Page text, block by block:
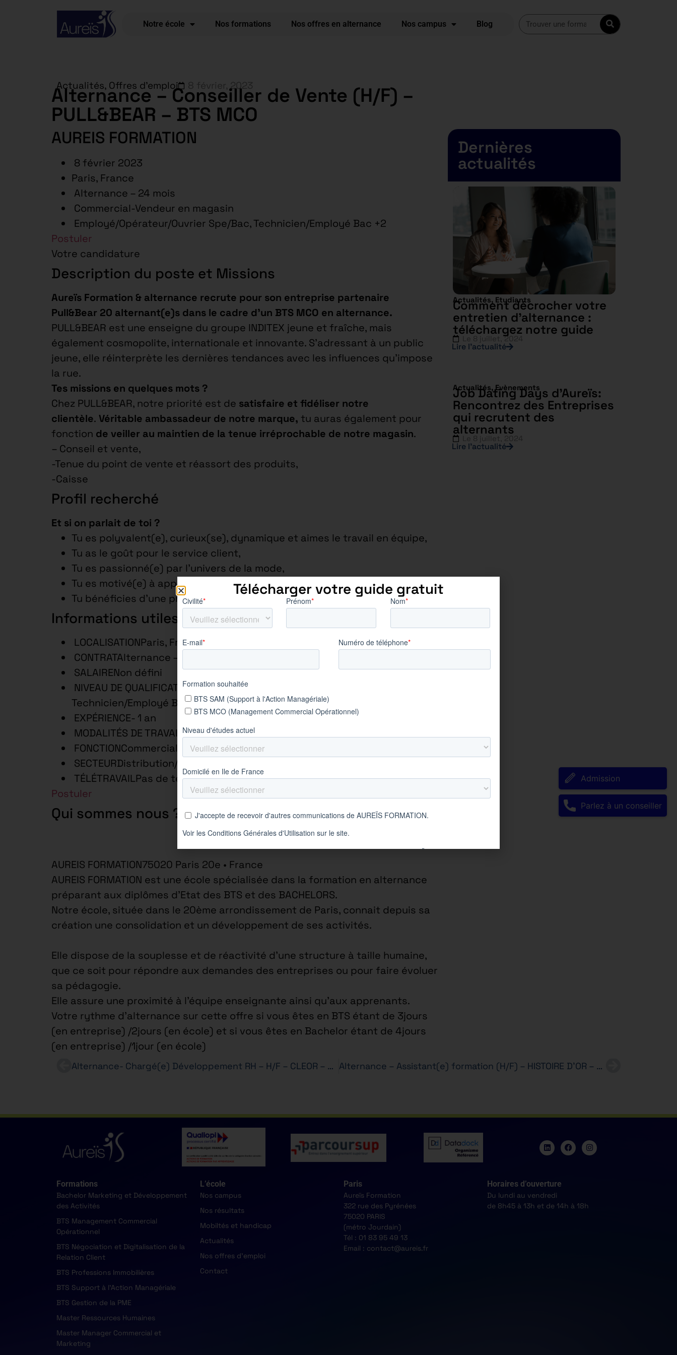
Notre école Nos formations Nos offres en alternance Nos campus Blog
Actualités, Offres d'emploi 8 février, 2023
Alternance – Conseiller de Vente (H/F) –
PULL&BEAR – BTS MCO
AUREIS FORMATION
8 février 2023
Paris, France
Alternance – 24 mois
Commercial-Vendeur en magasin
Employé/Opérateur/Ouvrier Spe/Bac, Technicien/Employé Bac +2
Postuler
Votre candidature
Description du poste et Missions
Aureïs Formation & alternance recrute pour son entreprise partenaire
Pull&Bear 20 alternant(e)s dans le cadre d’un BTS MCO en alternance.
PULL&BEAR est une enseigne du groupe INDITEX jeune et fraîche, mais
également cosmopolite, internationale et innovante. S’adressant à un public
jeune, elle réinterprète les dernières tendances avec les influences qu’impose
la rue.
Tes missions en quelques mots ?
Chez PULL&BEAR, notre priorité est de satisfaire et fidéliser notre
clientèle. Véritable ambassadeur de notre marque, tu auras également pour
fonction de veiller au maintien de la tenue irréprochable de notre magasin.
– Conseil et vente,
-Tenue du point de vente et réassort des produits,
-Caisse
Profil recherché
Et si on parlait de toi ?
Tu es polyvalent(e), curieux(se), dynamique et aimes le travail en équipe,
Tu as le goût pour le service client,
Tu es passionné(e) par l’univers de la mode,
Tu es motivé(e) à apprendre et aimes le challenge dans votre quotidien,
Tu bénéficies d’une première expérience dans la vente
Informations utiles
LOCALISATIONParis, France – pas de déplacement
CONTRATAlternance – 24 mois
SALAIRENon défini
NIVEAU DE QUALIFICATIONEmployé/Opérateur/Ouvrier Spe/Bac,
Technicien/Employé Bac +2
EXPÉRIENCE- 1 an
MODALITÉS DE TRAVAILTemps complet
FONCTIONCommercial-Vendeur en magasin
SECTEURDistribution/Commerce de gros
TÉLÉTRAVAILPas de télétravail
Postuler
Qui sommes nous ?
AUREIS FORMATION75020 Paris 20e • France
AUREIS FORMATION est une école spécialisée dans la formation en alternance
préparant aux diplômes d’Etat des BTS et des BACHELORS.
Notre école, située dans le 20ème arrondissement de Paris, connait depuis sa
création une consolidation et un développement de ses activités.
Elle dispose de la souplesse et de réactivité d’une structure à taille humaine,
que ce soit pour répondre aux demandes des entreprises ou pour faire évoluer
sa pédagogie.
Elle assure une proximité à l’équipe enseignante ainsi qu’aux apprenants.
Votre rythme d’alternance sur cette offre si vous êtes en BTS étant de 3jours
(en entreprise) /2jours (en école) et si vous êtes en Bachelor étant de 4jours
(en entreprise) /1jour (en école)
Dernières
actualités
Actualités, Etudiants
Comment décrocher votre
entretien d’alternance :
téléchargez notre guide
8 juillet, 2024
Lire l’actualité
Actualités,Evènements
Job Dating Days d’Aureïs:
Rencontrez des Entreprises
qui recrutent des
alternants
Lire l’actualité
Alternance- Chargé(e) Développement RH – H/F – CLEOR – Bachelor RH Alternance – Assistant(e) formation (H/F) – HISTOIRE D’OR – Bachelor RH
Formations
Bachelor Marketing et Développement
des Activités
BTS Management Commercial
Opérationnel
BTS Négociation et Digitalisation de la
Relation Client
BTS Professions Immobilières
BTS Support à l'Action Managériale
BTS Gestion de la PME
Master Ressources Humaines
Master Manager Commercial et
Marketing
L’école
Nos campus
Nos résultats
Mobiltés et handicap
Actualités
Nos offres d'emploi
Contact
Paris
Aureïs Formation
322 rue des Pyrénées
75020 PARIS
(métro Jourdain)
Tél : 01 83 95 49 13
Email : contact@aureis.fr
Horaires d’ouverture
Du lundi au vendredi
de 8h45 à 13h et de 14h à 18h
Admission
Parlez à un conseiller
Télécharger votre guide gratuit